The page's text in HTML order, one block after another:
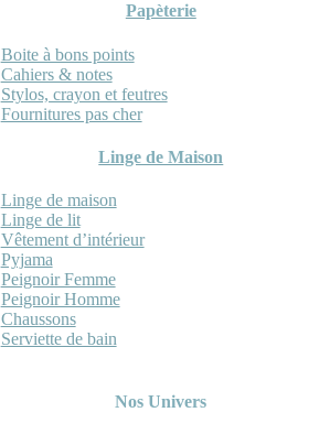
Papèterie
Boite à bons points
Cahiers & notes
Stylos, crayon et feutres
Fournitures pas cher
Linge de Maison
Linge de maison
Linge de lit
Vêtement d’intérieur
Pyjama
Peignoir Femme
Peignoir Homme
Chaussons
Serviette de bain
Nos Univers